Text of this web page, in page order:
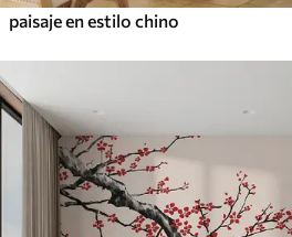
paisaje en estilo chino